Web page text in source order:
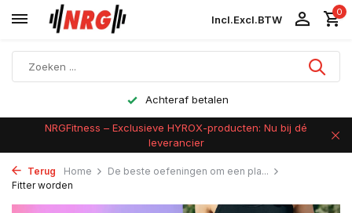
Incl.Excl.BTW
0
Achteraf betalen
NRGFitness – Exclusieve HYROX-producten: Nu bij dé
leverancier
Terug Home
De beste oefeningen om een pla...
Fitter worden